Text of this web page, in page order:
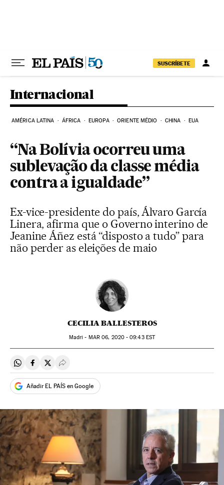
SUSCRÍBETE
Internacional
AMÉRICA LATINA ÁFRICA EUROPA ORIENTE MÉDIO CHINA EUA
“Na Bolívia ocorreu uma
sublevação da classe média
contra a igualdade”
Ex-vice-presidente do país, Álvaro García
Linera, afirma que o Governo interino de
Jeanine Áñez está “disposto a tudo” para
não perder as eleições de maio
CECILIA BALLESTEROS
Madri - MAR 06, 2020 - 09:43EST
Compartir en Whatsapp
Compartir en Facebook
Compartir en Twitter
Desplegar Redes Sociales
Añadir EL PAÍS en Google